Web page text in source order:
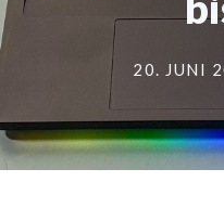
20. JUNI